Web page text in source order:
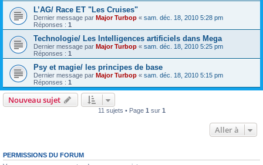
L’AG/ Race ET "Les Cruises"
Dernier message par Major Turbop « sam. déc. 18, 2010 5:28 pm
Réponses : 1
Technologie/ Les Intelligences artificiels dans Mega
Dernier message par Major Turbop « sam. déc. 18, 2010 5:25 pm
Réponses : 1
Psy et magie/ les principes de base
Dernier message par Major Turbop « sam. déc. 18, 2010 5:15 pm
Réponses : 1
Nouveau sujet
11 sujets • Page 1 sur 1
Aller à
PERMISSIONS DU FORUM